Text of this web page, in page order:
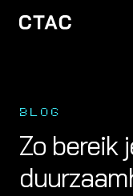
BLOG
Zo bereik